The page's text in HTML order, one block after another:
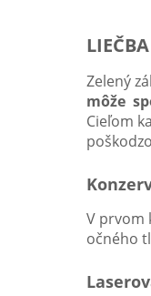
Zelený
môže
Cieľom
V prvom
očného